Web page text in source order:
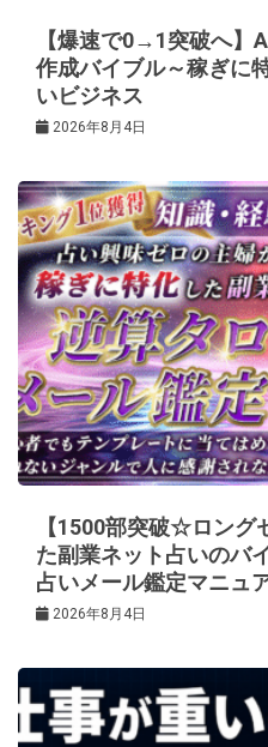
ン【爆速で0→1突破へ】
作成バイブル～稼ぎに
いビジネス
2026年8月4日
【1500部突破☆ロング
た副業ネット占いのバ
占いメール鑑定マニュ
2026年8月4日